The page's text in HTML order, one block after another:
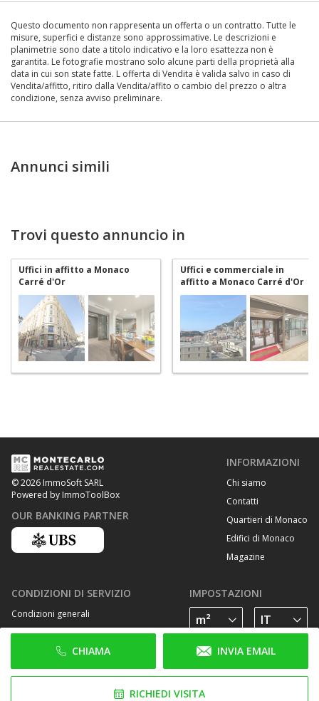
CHIAMA INVIA EMAIL
RICHIEDI VISITA
Questo documento non rappresenta un offerta o un contratto. Tutte le
misure, superfici e distanze sono approssimative. Le descrizioni e
planimetrie sono date a titolo indicativo e la loro esattezza non è
garantita. Le fotografie mostrano solo alcune parti della proprietà alla
data in cui son state fatte. L offerta di Vendita è valida salvo in caso di
Vendita/affitto, ritiro dalla Vendita/affito o cambio del prezzo o altra
condizione, senza avviso preliminare.
Annunci simili
Trovi questo annuncio in
Uffici in affitto a Monaco
Carré d'Or
Uffici e commerciale in
affitto a Monaco Carré d'Or
© 2026 ImmoSoft SARL
Powered by ImmoToolBox
OUR BANKING PARTNER
INFORMAZIONI
Chi siamo
Contatti
Quartieri di Monaco
Edifici di Monaco
Magazine
CONDIZIONI DI SERVIZIO
Condizioni generali
Privacy Policy
Cookie Policy
IMPOSTAZIONI
SEGUICI SU